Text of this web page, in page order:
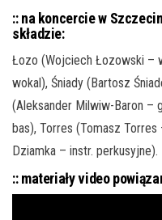
:: na koncercie w
składzie:
Łozo (Wojciech Łozowski –
wokal), Śniady (Bartosz
(Aleksander Milwiw-Baron –
bas), Torres (Tomasz
Dziamka – instr. perkusyjne).
:: materiały video